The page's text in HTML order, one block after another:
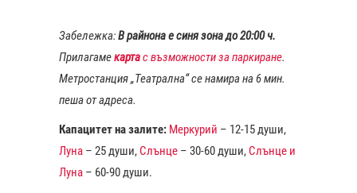
Забележка:В райнона е синя зона до 20:00 ч.
Прилагамекартас възможности за паркиране.
Метростанция „Театрална“ се намира на 6 мин.
пеша от адреса.
Капацитет на залите: Меркурий – 12-15 души,
Луна – 25 души, Слънце – 30-60 души, Слънце и
Луна – 60-90 души.
2:00
4:00